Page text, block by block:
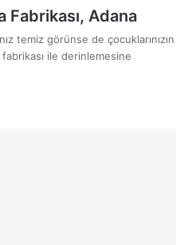
Fabrikası, Adana
temiz görünse de çocuklarınızın
fabrikası ile derinlemesine